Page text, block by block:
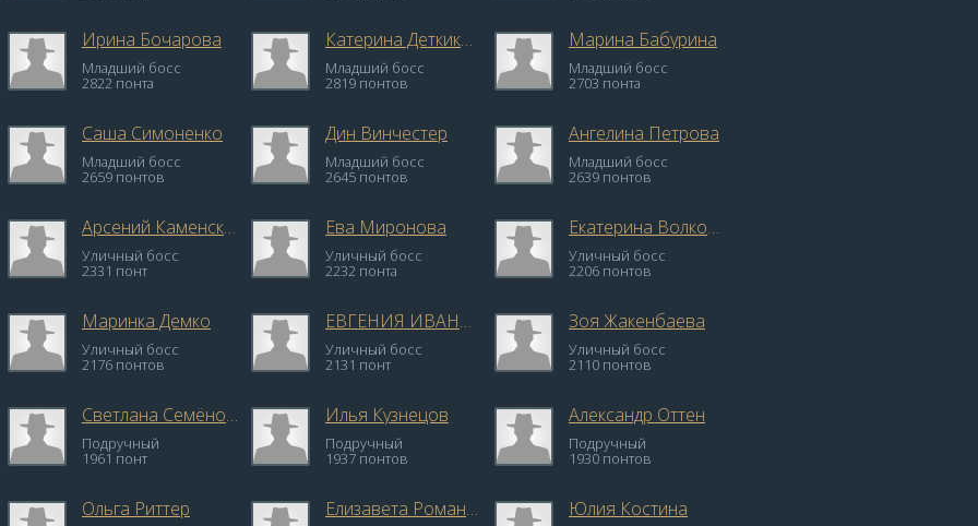
Ирина Бочарова
Младший босс
2822 понта
Катерина Деткиконфетки
Младший босс
2819 понтов
Марина Бабурина
Младший босс
2703 понта
Саша Симоненко
Младший босс
2659 понтов
Дин Винчестер
Младший босс
2645 понтов
Ангелина Петрова
Младший босс
2639 понтов
Арсений Каменских
Уличный босс
2331 понт
Ева Миронова
Уличный босс
2232 понта
Екатерина Волкова
Уличный босс
2206 понтов
Маринка Демко
Уличный босс
2176 понтов
ЕВГЕНИЯ ИВАНОВА
Уличный босс
2131 понт
Зоя Жакенбаева
Уличный босс
2110 понтов
Светлана Семёнова
Подручный
1961 понт
Илья Кузнецов
Подручный
1937 понтов
Александр Оттен
Подручный
1930 понтов
Ольга Риттер Елизавета Романова Юлия Костина